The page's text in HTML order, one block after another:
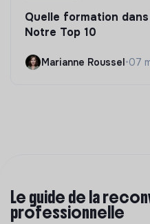
Quelle formation
Notre Top 10
Marianne Roussel•07
Le guide de la
professionnelle